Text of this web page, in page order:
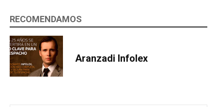
RECOMENDAMOS
Aranzadi Infolex